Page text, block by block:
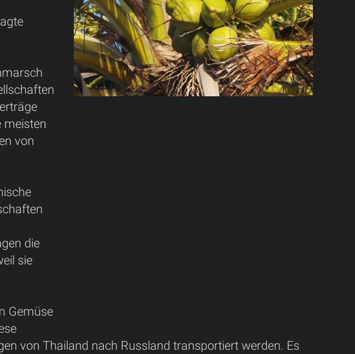
meisten
von
die
sie
Gemüse
von Thailand nach Russland transportiert werden. Es